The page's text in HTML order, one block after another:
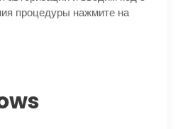
процедуры нажмите на